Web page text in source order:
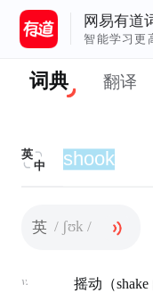
网易有道
智能学习更
词典 翻译
英
中
英 / ʃʊk /
v. 摇动（shake